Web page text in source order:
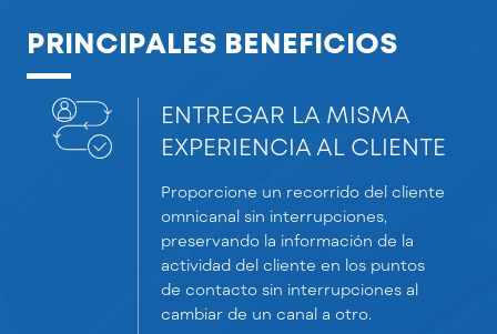
PRINCIPALES BENEFICIOS
ENTREGAR LA MISMA
EXPERIENCIA AL CLIENTE
Proporcione un recorrido del cliente
omnicanal sin interrupciones,
preservando la información de la
actividad del cliente en los puntos
de contacto sin interrupciones al
cambiar de un canal a otro.